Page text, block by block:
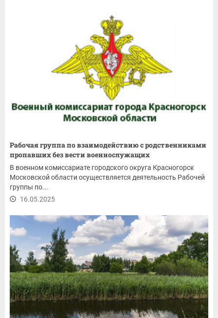
Рабочая группа по взаимодействию с родственниками
пропавших без вести военнослужащих
В военном комиссариате городского округа Красногорск
Московской области осуществляется деятельность Рабочей
группы по...
16.05.2025